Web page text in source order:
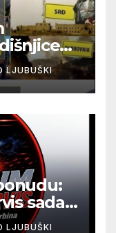
LJUBUŠKI
sada
LJUBUŠKI